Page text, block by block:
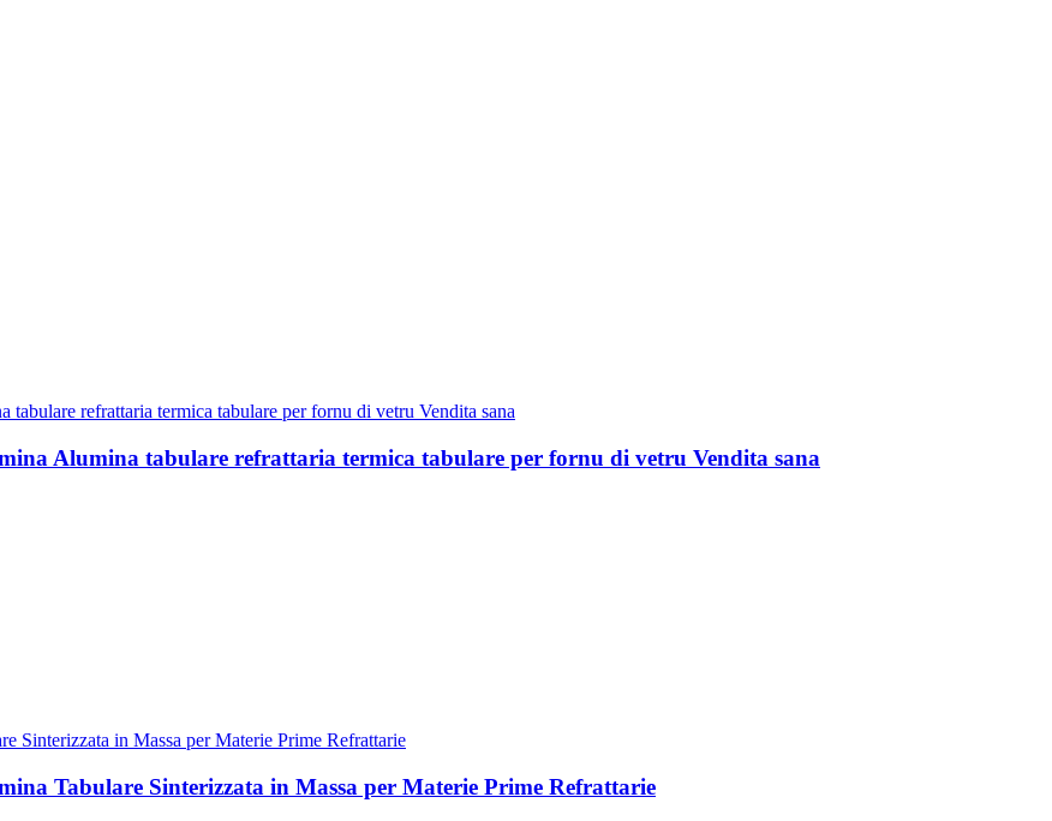
Alumina tabulare refrattaria termica tabulare per fornu di vetru Vendita sana
Tabulare Sinterizzata in Massa per Materie Prime Refrattarie